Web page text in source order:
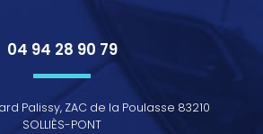
04 94 28 90 79
Palissy, ZAC de la Poulasse 83210
SOLLIÈS-PONT